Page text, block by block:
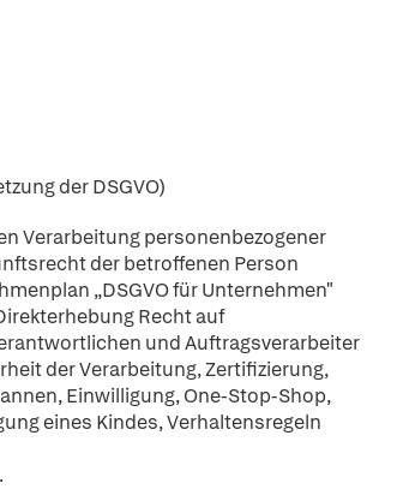
der DSGVO)
Verarbeitung personenbezogener
der betroffenen Person
„DSGVO für Unternehmen"
Recht auf
und Auftragsverarbeiter
der Verarbeitung, Zertifizierung,
Einwilligung, One-Stop-Shop,
eines Kindes, Verhaltensregeln